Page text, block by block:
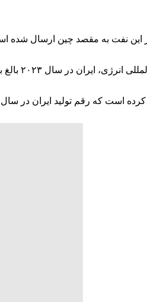
این نفت به مقصد چین ارسال شده
بشکه در روز نفت تولید کرده که ۴۴۰ هزار بشکه بیش از سال ۲۰۲۲ است.
تولید ایران در سال ۲۰۲۴ هم ۱۶۰ هزار بشکه دیگر بیشتر شود.